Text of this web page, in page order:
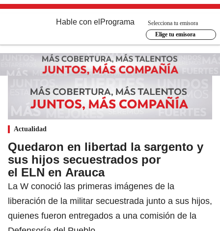
Hable con el Programa
Selecciona tu emisora
Elige tu emisora
Actualidad
Quedaron en libertad la sargento y
sus hijos secuestrados por
el ELN en Arauca
La W conoció las primeras imágenes de la
liberación de la militar secuestrada junto a sus hijos,
quienes fueron entregados a una comisión de la